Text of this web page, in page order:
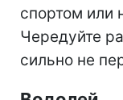
спортом или
Чередуйте
сильно не